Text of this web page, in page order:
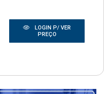
LOGIN P/ VER
PREÇO